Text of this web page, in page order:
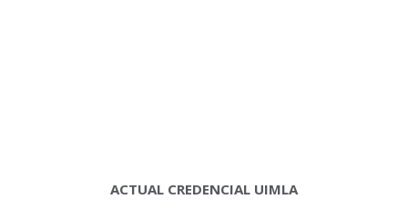
ACTUAL CREDENCIAL UIMLA